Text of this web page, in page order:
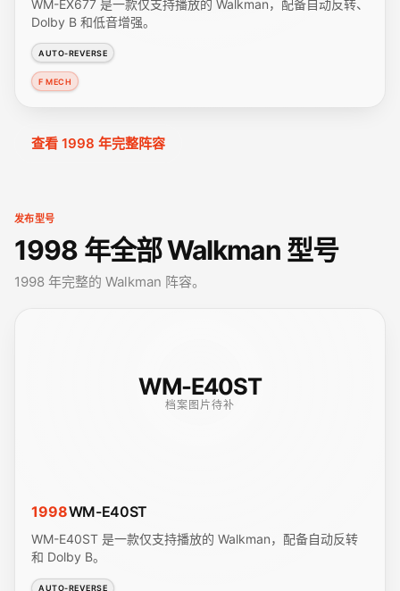
WM-EX677 是一款仅支持播放的 Walkman，配备自动反转、
Dolby B 和低音增强。
AUTO-REVERSE
F MECH
查看 1998 年完整阵容
发布型号
1998 年全部 Walkman 型号
1998 年完整的 Walkman 阵容。
WM-E40ST
档案图片待补
1998WM-E40ST
WM-E40ST 是一款仅支持播放的 Walkman，配备自动反转
和 Dolby B。
AUTO-REVERSE